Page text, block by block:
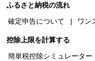
ふるさと納税の流れ
確定申告について
ワン
控除上限を計算する
簡単税控除シミュレーター